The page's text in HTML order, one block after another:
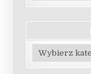
Kategorie